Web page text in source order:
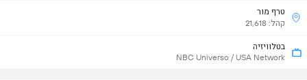
טרף מור
קהל: 21,618
בטלוויזיה
NBC Universo / USA Network